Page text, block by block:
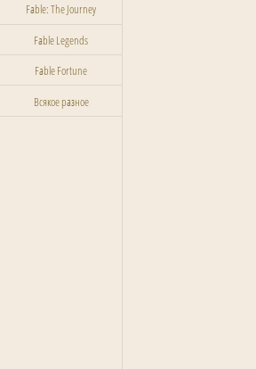
Fable: The Journey
Fable Legends
Fable Fortune
Всякое разное